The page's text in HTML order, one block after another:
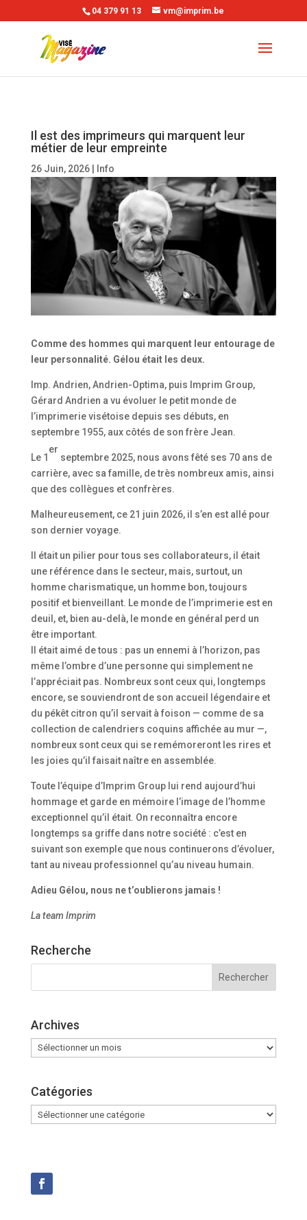
04 379 91 13 vm@imprim.be
Il est des imprimeurs qui marquent leur
métier de leur empreinte
26 Juin, 2026| Info
Comme des hommes qui marquent leur entourage de
leur personnalité. Gélou était les deux.
Imp. Andrien, Andrien-Optima, puis Imprim Group,
Gérard Andrien a vu évoluer le petit monde de
l’imprimerie visétoise depuis ses débuts, en
septembre 1955, aux côtés de son frère Jean.
Le 1
er
septembre 2025, nous avons fêté ses 70 ans de
carrière, avec sa famille, de très nombreux amis, ainsi
que des collègues et confrères.
Malheureusement, ce 21 juin 2026, il s’en est allé pour
son dernier voyage.
Il était un pilier pour tous ses collaborateurs, il était
une référence dans le secteur, mais, surtout, un
homme charismatique, un homme bon, toujours
positif et bienveillant. Le monde de l’imprimerie est en
deuil, et, bien au-delà, le monde en général perd un
être important.
Il était aimé de tous : pas un ennemi à l’horizon, pas
même l’ombre d’une personne qui simplement ne
l’appréciait pas. Nombreux sont ceux qui, longtemps
encore, se souviendront de son accueil légendaire et
du pékêt citron qu’il servait à foison — comme de sa
collection de calendriers coquins affichée au mur —,
nombreux sont ceux qui se remémoreront les rires et
les joies qu’il faisait naître en assemblée.
Toute l’équipe d’Imprim Group lui rend aujourd’hui
hommage et garde en mémoire l’image de l’homme
exceptionnel qu’il était. On reconnaîtra encore
longtemps sa griffe dans notre société : c’est en
suivant son exemple que nous continuerons d’évoluer,
tant au niveau professionnel qu’au niveau humain.
Adieu Gélou, nous ne t’oublierons jamais !
La team Imprim
Recherche
Archives
Archives
Catégories
Catégories